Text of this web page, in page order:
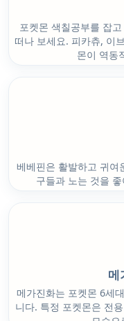
포켓몬 색칠공부를 잡
떠나 보세요. 피카츄, 이
몬이 역동
베베핀은 활발하고 귀여
구들과 노는 것을
메
메가진화는 포켓몬 6세
니다. 특정 포켓몬은 전